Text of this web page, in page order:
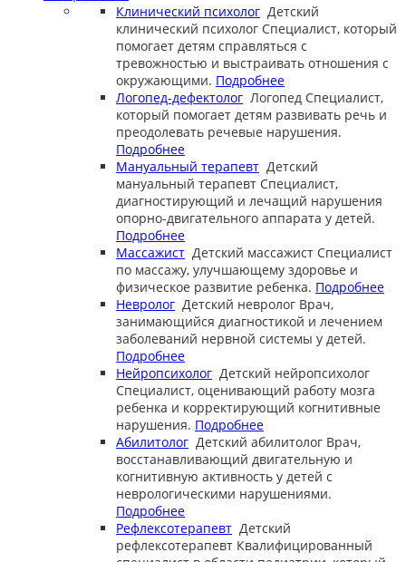
Клинический психолог Детский
клинический психолог Специалист, который
помогает детям справляться с
тревожностью и выстраивать отношения с
окружающими. Подробнее
Логопед-дефектолог Логопед Специалист,
который помогает детям развивать речь и
преодолевать речевые нарушения.
Подробнее
Мануальный терапевт Детский
мануальный терапевт Специалист,
диагностирующий и лечащий нарушения
опорно-двигательного аппарата у детей.
Подробнее
Массажист Детский массажист Специалист
по массажу, улучшающему здоровье и
физическое развитие ребенка. Подробнее
Невролог Детский невролог Врач,
занимающийся диагностикой и лечением
заболеваний нервной системы у детей.
Подробнее
Нейропсихолог Детский нейропсихолог
Специалист, оценивающий работу мозга
ребенка и корректирующий когнитивные
нарушения. Подробнее
Абилитолог Детский абилитолог Врач,
восстанавливающий двигательную и
когнитивную активность у детей с
неврологическими нарушениями.
Подробнее
Рефлексотерапевт Детский
рефлексотерапевт Квалифицированный